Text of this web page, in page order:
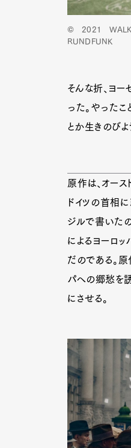
© 2021
RUNDFUNK
そんな折、ヨ
った。やった
とか生きのびよ
原作は、オース
ドイツの首相
ジルで書いたの
によるヨーロ
だのである。
パへの郷愁を
にさせる。